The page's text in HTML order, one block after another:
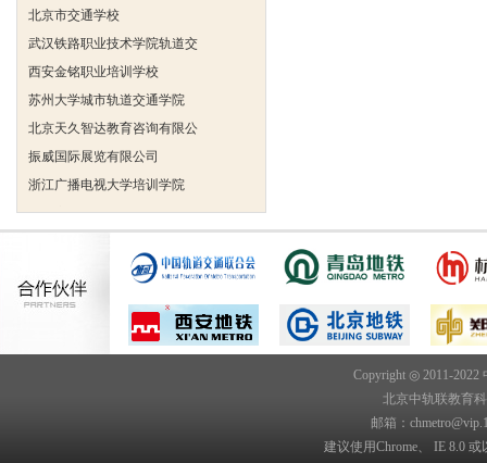
北京天久智达教育咨询有限公
西安三资职业学院
安弗施无线射频系统(上海)有
达诺巴特集团（中国）
欧姆龙自动化（中国）有限公
中铁隧道勘测设计院有限公司
Copyright ◎ 2011-2022
北京中轨联教育
邮箱：
建议使用Chrome、 IE 8.0